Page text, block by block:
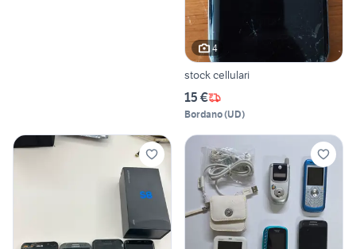
4
stock cellulari
15 €
Bordano(UD)